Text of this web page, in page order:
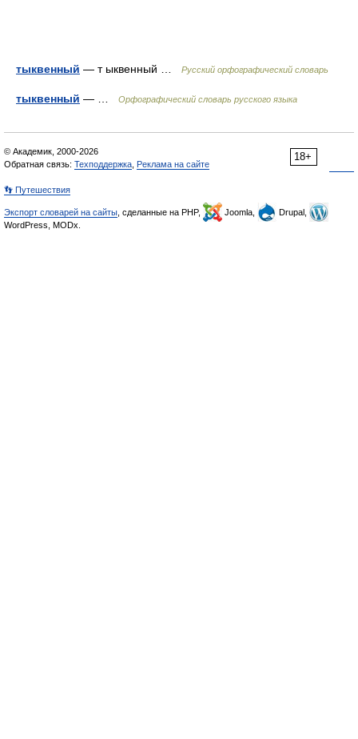
тыквенный — т ыквенный … Русский орфографический словарь
тыквенный — … Орфографический словарь русского языка
18+
© Академик, 2000-2026
Обратная связь: Техподдержка Реклама на сайте
👣 Путешествия
Экспорт словарей на сайты , сделанные на PHP, Joomla,
Drupal,
WordPress, MODx.